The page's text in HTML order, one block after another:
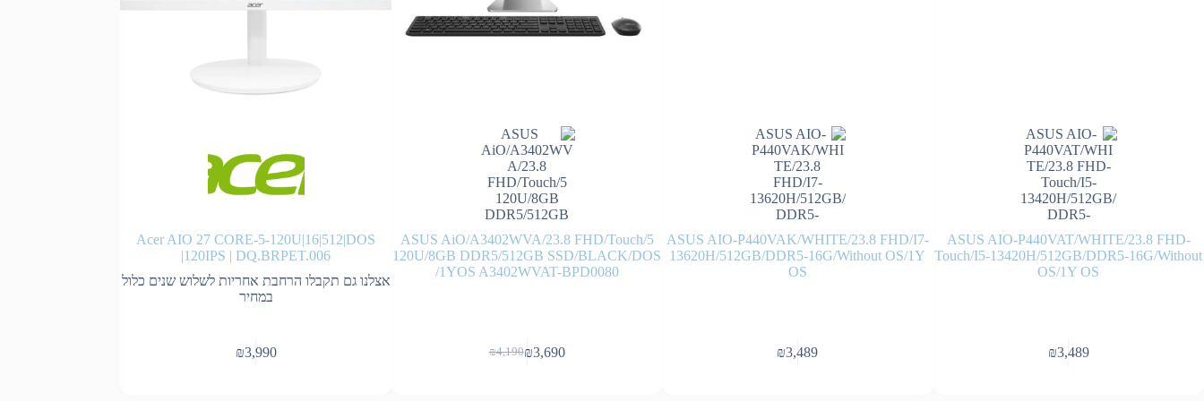
ASUS AIO-P440VAT/WHITE/23.8 FHD-
Touch/I5-13420H/512GB/DDR5-16G/Without
OS/1Y OS
₪3,489
ASUS AIO-P440VAK/WHITE/23.8 FHD/I7-
13620H/512GB/DDR5-16G/Without OS/1Y
OS
₪3,489
ASUS AiO/A3402WVA/23.8 FHD/Touch/5
120U/8GB DDR5/512GB SSD/BLACK/DOS
/1YOS A3402WVAT-BPD0080
₪4,190
המחיר₪3,690 המחיר
Acer AIO 27 CORE-5-120U|16|512|DOS
|120IPS | DQ.BRPET.006
אצלנו גם תקבלו הרחבת אחריות לשלוש שנים כלול
במחיר
₪3,990